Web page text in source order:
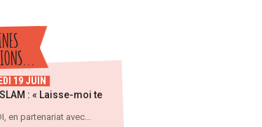
19 JUIN
: « Laisse-moi te
en partenariat avec...